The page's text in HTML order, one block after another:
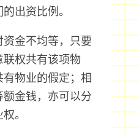
出资比例。
金不均等，只要
权共有该项物
物业的假定；相
金钱，亦可以分
。